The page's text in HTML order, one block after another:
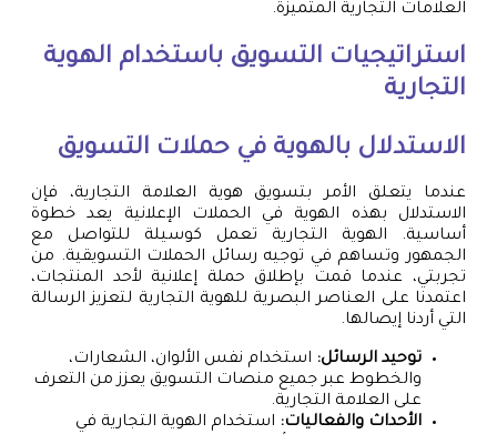
العلامات التجارية المتميزة.
استراتيجيات التسويق باستخدام الهوية
التجارية
الاستدلال بالهوية في حملات التسويق
عندما يتعلق الأمر بتسويق هوية العلامة التجارية، فإن
الاستدلال بهذه الهوية في الحملات الإعلانية يعد خطوة
أساسية. الهوية التجارية تعمل كوسيلة للتواصل مع
الجمهور وتساهم في توجيه رسائل الحملات التسويقية. من
تجربتي، عندما قمت بإطلاق حملة إعلانية لأحد المنتجات،
اعتمدنا على العناصر البصرية للهوية التجارية لتعزيز الرسالة
التي أردنا إيصالها.
توحيد الرسائل: استخدام نفس الألوان، الشعارات،
والخطوط عبر جميع منصات التسويق يعزز من التعرف
على العلامة التجارية.
الأحداث والفعاليات: استخدام الهوية التجارية في